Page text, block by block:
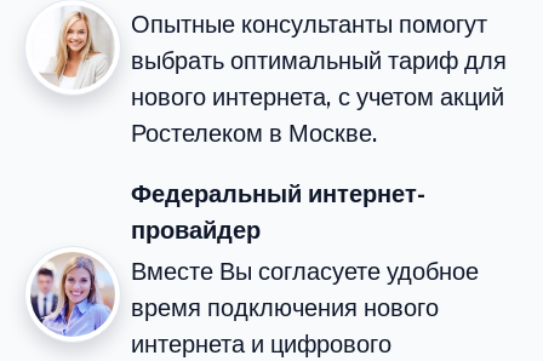
Опытные консультанты помогут
выбрать оптимальный тариф для
нового интернета, с учетом акций
Ростелеком в Москве.
Федеральный интернет-
провайдер
Вместе Вы согласуете удобное
время подключения нового
интернета и цифрового